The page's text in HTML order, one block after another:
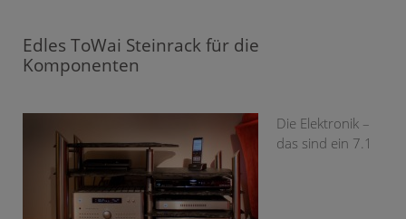
Edles ToWai Steinrack für die
Komponenten
Die Elektronik –
das sind ein 7.1